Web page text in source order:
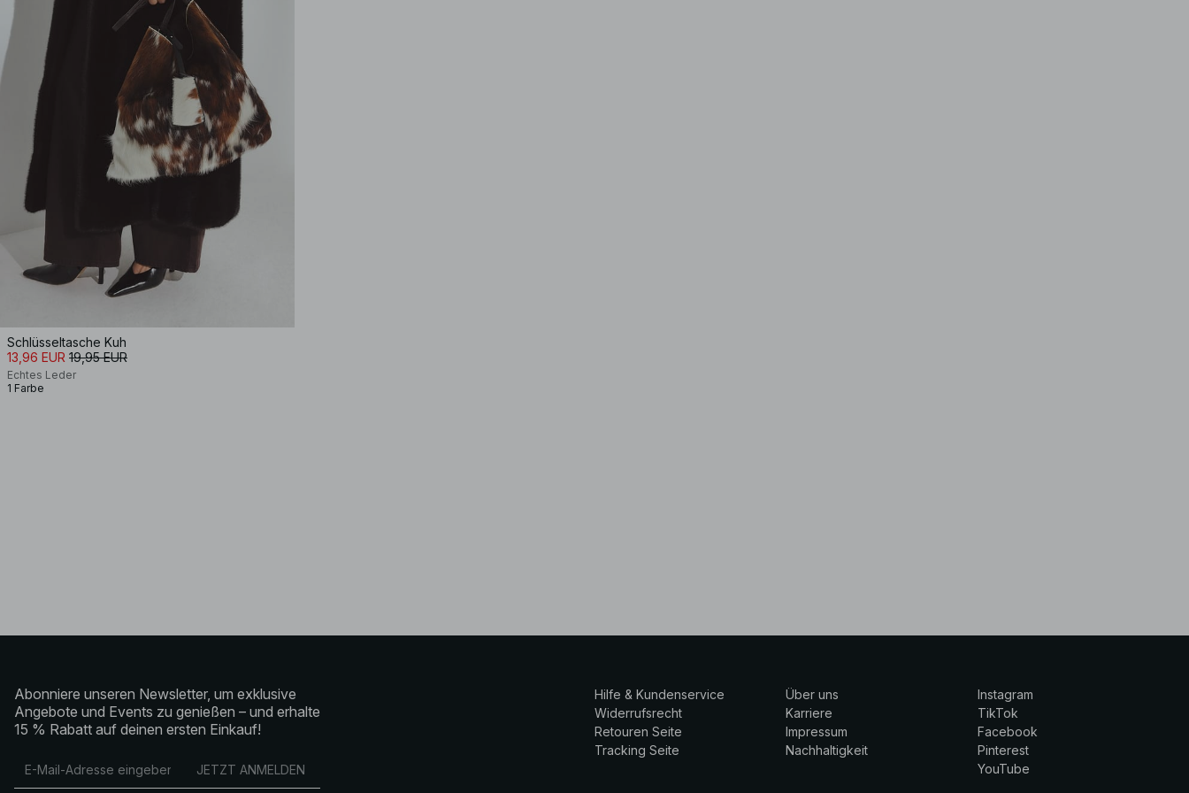
Schlüsseltasche Kuh
13,96 EUR 19,95 EUR
Echtes Leder
1 Farbe
Abonniere unseren Newsletter, um exklusive
Angebote und Events zu genießen – und erhalte
15 % Rabatt auf deinen ersten Einkauf!
JETZT ANMELDEN
Hilfe & Kundenservice
Widerrufsrecht
Retouren Seite
Tracking Seite
Über uns
Karriere
Impressum
Nachhaltigkeit
Instagram
TikTok
Facebook
Pinterest
YouTube